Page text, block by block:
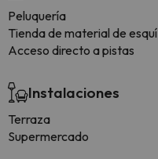
Peluquería
Tienda de material de esquí
Acceso directo a pistas
Instalaciones
Terraza
Supermercado